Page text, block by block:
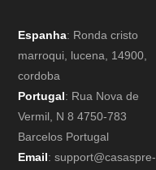
Espanha: Ronda cristo
marroqui, lucena, 14900,
cordoba
Portugal: Rua Nova de
Vermil, N 8 4750-783
Barcelos Portugal
Email: support@casaspre-